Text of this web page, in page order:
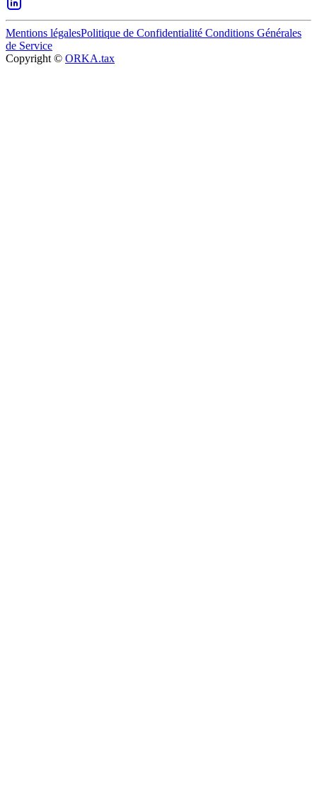
Mentions légalesPolitique de Confidentialité Conditions Générales
de Service
Copyright © ORKA.tax